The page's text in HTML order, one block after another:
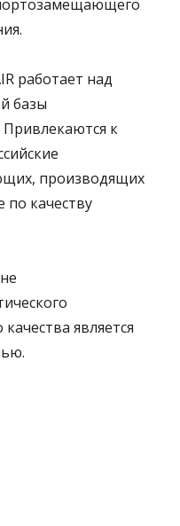
работает над
базы
к
производящих
качеству
является